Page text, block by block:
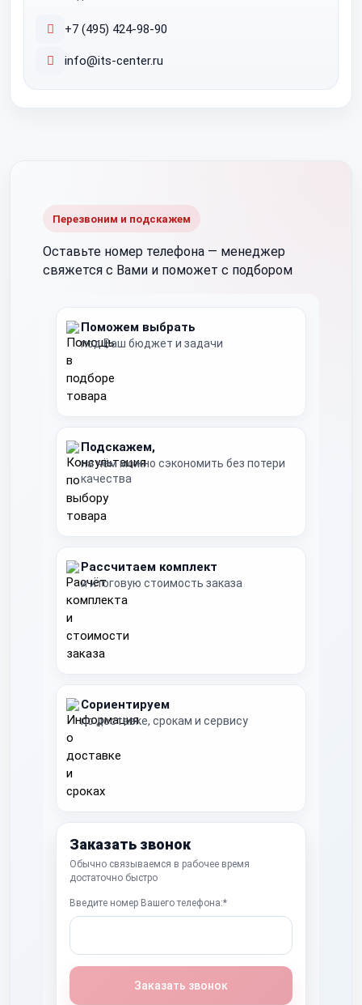
+7 (495) 424-98-90
info@its-center.ru
Перезвоним и подскажем
Оставьте номер телефона — менеджер
свяжется с Вами и поможет с подбором
Поможем выбрать
под Ваш бюджет и задачи
Подскажем,
на чём можно сэкономить без потери
качества
Рассчитаем комплект
и итоговую стоимость заказа
Сориентируем
по доставке, срокам и сервису
Заказать звонок
Обычно связываемся в рабочее время
достаточно быстро
Введите номер Вашего телефона:*
Заказать звонок